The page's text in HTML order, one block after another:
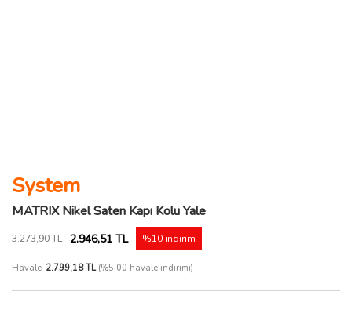
System
MATRIX Nikel Saten Kapı Kolu Yale
3.273,90 TL 2.946,51 TL %10 indirim
Havale 2.799,18 TL(%5,00 havale indirimi)